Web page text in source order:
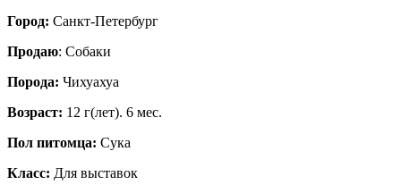
Город: Санкт-Петербург
Продаю: Собаки
Порода: Чихуахуа
Возраст: 12 г(лет). 6 мес.
Пол питомца: Сука
Класс: Для выставок